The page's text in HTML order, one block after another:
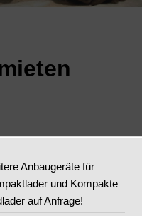
Anbaugeräte für
und Kompakte
auf Anfrage!